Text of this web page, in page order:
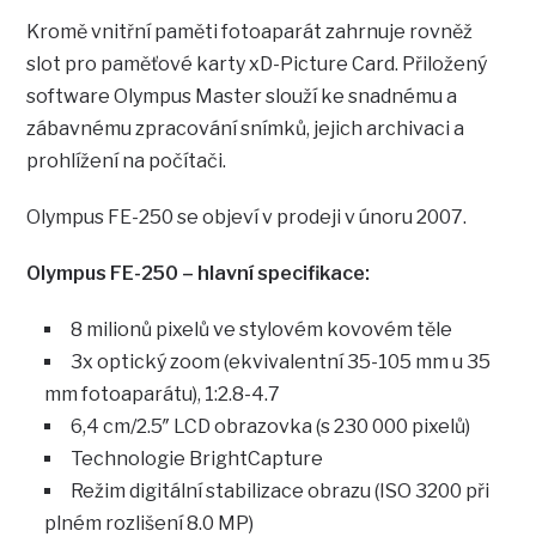
Kromě vnitřní paměti fotoaparát zahrnuje rovněž
slot pro paměťové karty xD-Picture Card. Přiložený
software Olympus Master slouží ke snadnému a
zábavnému zpracování snímků, jejich archivaci a
prohlížení na počítači.
Olympus FE-250 se objeví v prodeji v únoru 2007.
Olympus FE-250 – hlavní specifikace:
8 milionů pixelů ve stylovém kovovém těle
3x optický zoom (ekvivalentní 35-105 mm u 35
mm fotoaparátu), 1:2.8-4.7
6,4 cm/2.5″ LCD obrazovka (s 230 000 pixelů)
Technologie BrightCapture
Režim digitální stabilizace obrazu (ISO 3200 při
plném rozlišení 8.0 MP)